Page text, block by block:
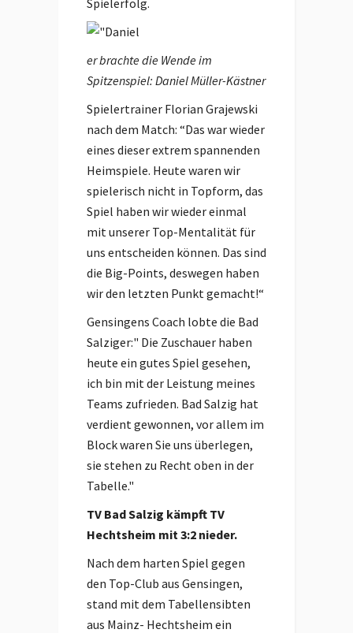
Spielerfolg.
er brachte die Wende im
Spitzenspiel: Daniel Müller-Kästner
Spielertrainer Florian Grajewski
nach dem Match: “Das war wieder
eines dieser extrem spannenden
Heimspiele. Heute waren wir
spielerisch nicht in Topform, das
Spiel haben wir wieder einmal
mit unserer Top-Mentalität für
uns entscheiden können. Das sind
die Big-Points, deswegen haben
wir den letzten Punkt gemacht!“
Gensingens Coach lobte die Bad
Salziger:" Die Zuschauer haben
heute ein gutes Spiel gesehen,
ich bin mit der Leistung meines
Teams zufrieden. Bad Salzig hat
verdient gewonnen, vor allem im
Block waren Sie uns überlegen,
sie stehen zu Recht oben in der
Tabelle."
TV Bad Salzig kämpft TV
Hechtsheim mit 3:2 nieder.
Nach dem harten Spiel gegen
den Top-Club aus Gensingen,
stand mit dem Tabellensibten
aus Mainz- Hechtsheim ein